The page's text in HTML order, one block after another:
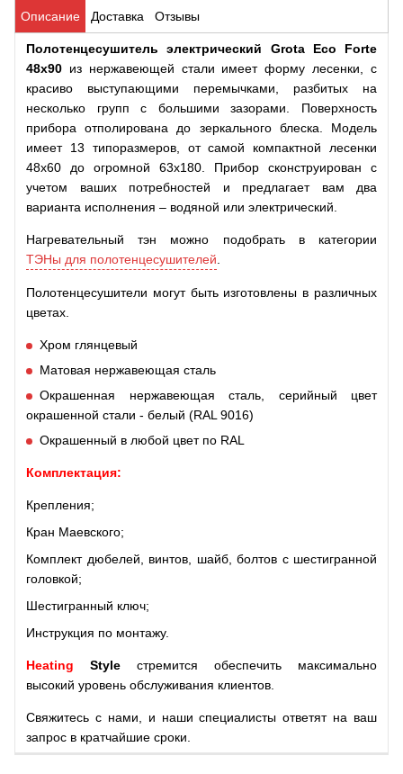
Описание Доставка Отзывы
Полотенцесушитель электрический Grota Eco
Forte
48x90 из нержавеющей стали имеет форму лесенки, с
красиво выступающими перемычками, разбитых на
несколько групп с большими зазорами. Поверхность
прибора отполирована до зеркального блеска. Модель
имеет 13 типоразмеров, от самой компактной лесенки
48х60 до огромной 63х180. Прибор сконструирован с
учетом ваших потребностей и предлагает вам два
варианта исполнения – водяной или электрический.
Нагревательный тэн можно подобрать в категории
ТЭНы для полотенцесушителей
Полотенцесушители могут быть изготовлены в различных
цветах.
Хром глянцевый
Матовая нержавеющая сталь
Окрашенная нержавеющая сталь, серийный цвет
окрашенной стали - белый (RAL 9016)
Окрашенный в любой цвет по RAL
Комплектация:
Крепления;
Кран Маевского;
Комплект дюбелей, винтов, шайб, болтов с шестигранной
головкой;
Шестигранный ключ;
Инструкция по монтажу.
Heating Style стремится обеспечить максимально
высокий уровень обслуживания клиентов.
Свяжитесь с нами, и наши специалисты ответят на ваш
запрос в кратчайшие сроки.